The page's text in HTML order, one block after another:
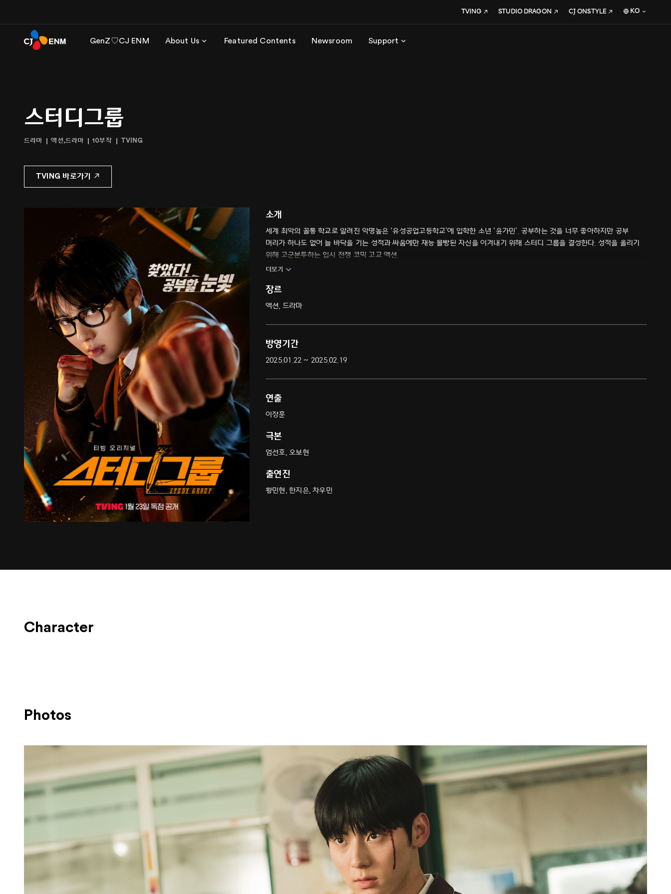
GenZ♡CJ ENM About Us Featured Contents Newsroom Support
TVING STUDIO DRAGON CJ ONSTYLE KO
스터디그룹
드라마 액션,드라마 10부작 TVING
TVING 바로가기
소개
세계 최악의 꼴통 학교로 알려진 악명높은 ‘유성공업고등학교’에 입학한 소년 ‘윤가민’. 공부하는 것을 너무 좋아하지만 공부
머리가 하나도 없어 늘 바닥을 기는 성적과 싸움에만 재능 몰빵된 자신을 이겨내기 위해 스터디 그룹을 결성한다. 성적을 올리기
위해 고군분투하는 입시 전쟁 코믹 고교 액션.
더보기
장르
액션, 드라마
방영기간
2025.01.22 ~ 2025.02.19
연출
이장훈
극본
엄선호, 오보현
출연진
황민현, 한지은, 차우민
Character
Photos